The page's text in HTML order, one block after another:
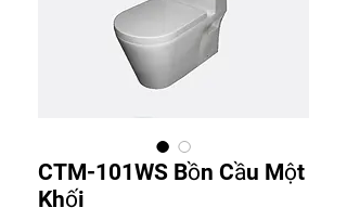
CTM-101WS Bồn Cầu Một
Khối